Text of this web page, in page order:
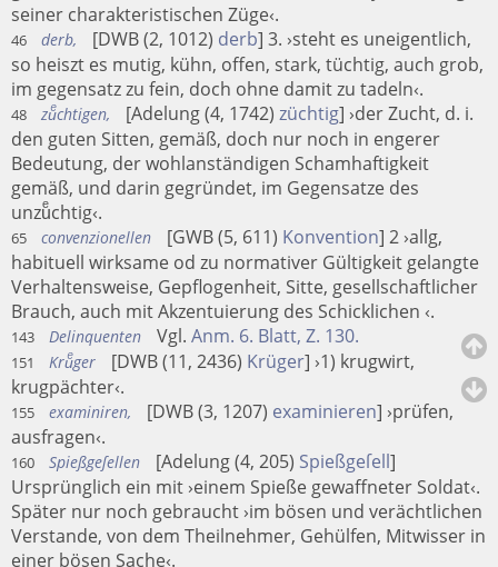
seiner charakteristischen Züge‹.
46 derb, [DWB (2, 1012) derb] 3. ›steht es uneigentlich,
so heiszt es mutig, kühn, offen, stark, tüchtig, auch grob,
im gegensatz zu fein, doch ohne damit zu tadeln‹.
48 zuͤchtigen, [Adelung (4, 1742)züchtig] ›der Zucht, d. i.
den guten Sitten, gemäß, doch nur noch in engerer
Bedeutung, der wohlanständigen Schamhaftigkeit
gemäß, und darin gegründet, im Gegensatze des
unzuͤchtig‹.
65 convenzionellen [GWB (5, 611) Konvention] 2 ›allg,
habituell wirksame od zu normativer Gültigkeit gelangte
Verhaltensweise, Gepflogenheit, Sitte, gesellschaftlicher
Brauch, auch mit Akzentuierung des Schicklichen ‹.
143 Delinquenten Vgl.Anm. 6. Blatt, Z. 130.
151 Kruͤger [DWB (11, 2436) Krüger] ›1) krugwirt,
krugpächter‹.
155 examiniren, [DWB (3, 1207) examinieren] ›prüfen,
ausfragen‹.
160 Spießgeſellen [Adelung (4, 205) Spießgeſell]
Ursprünglich ein mit ›einem Spieße gewaffneter Soldat‹.
Später nur noch gebraucht ›im bösen und verächtlichen
Verstande, von dem Theilnehmer, Gehülfen, Mitwisser in
einer bösen Sache‹.